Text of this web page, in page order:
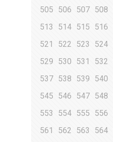
505
506 507 508
513
514 515 516
521
522 523 524
529
530 531 532
537 538 539 540
545
546 547 548
553
554 555 556
561
562 563 564